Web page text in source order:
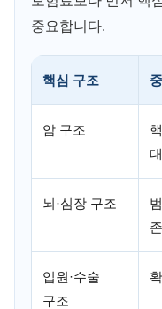
중요합니다.
핵심 구조
암 구조
뇌·심장 구조
입원·수술
구조